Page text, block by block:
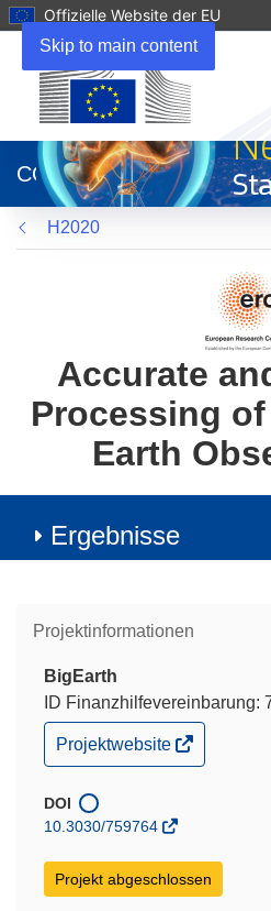
Skip to main content
Offizielle Website der EU
neuem
Fenster)
CORDIS
H2020
Accurate
Processing
Earth
Ergebnisse
Projektinformationen
BigEarth
ID Finanzhilfevereinbarung:
(öffnet
in
Fenster)
Projektwebsite
DOI
10.3030/759764
Projekt abgeschlossen